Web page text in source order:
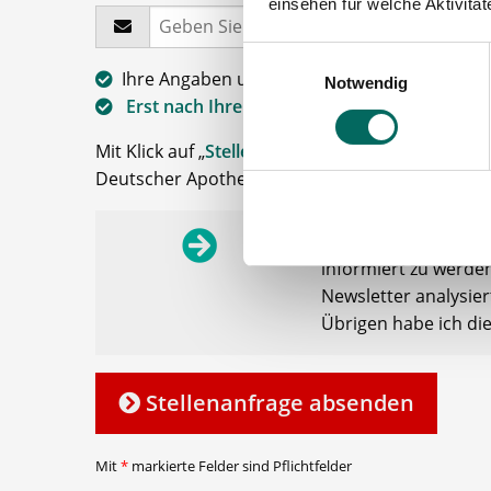
Einwilligungsauswahl
Notwendig
Ihre Angaben und Dokumente sind zu
Erst nach Ihrer Freigabe
zu einem
Mit Klick auf „Stellenanfrage absenden
Deutscher Apotheker Service, Talentzeit
Ich möchte den
informiert zu
Newsletter
Übrigen habe ich die
Stellenanfrage absenden
Mit* markierte Felder sind Pflichtfelder